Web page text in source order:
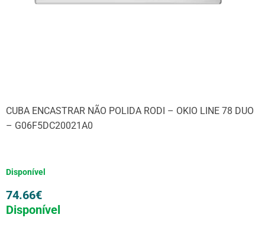
CUBA ENCASTRAR NÃO POLIDA RODI – OKIO LINE 78 DUO
– G06F5DC20021A0
Disponível
74.66€
Disponível